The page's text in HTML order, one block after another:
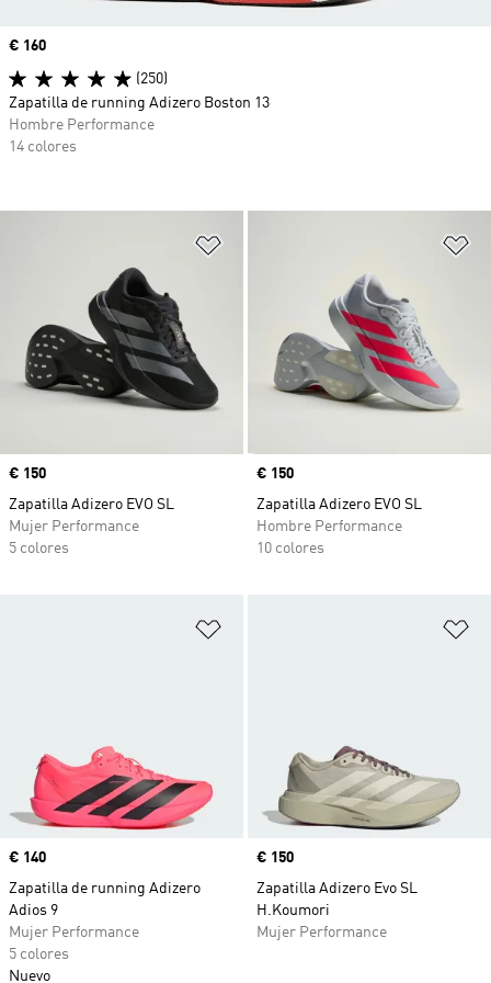
Precio
€ 150
Zapatilla Adizero EVO SL
Mujer Performance
5 colores
Precio
€ 150
Zapatilla Adizero EVO SL
Hombre Performance
10 colores
Precio
€ 140
Zapatilla de running Adizero
Adios 9
Mujer Performance
5 colores
Nuevo
Precio
€ 150
Zapatilla Adizero Evo SL
H.Koumori
Mujer Performance
Precio
€ 160
(250)
Zapatilla de running Adizero Boston 13
Hombre Performance
14 colores